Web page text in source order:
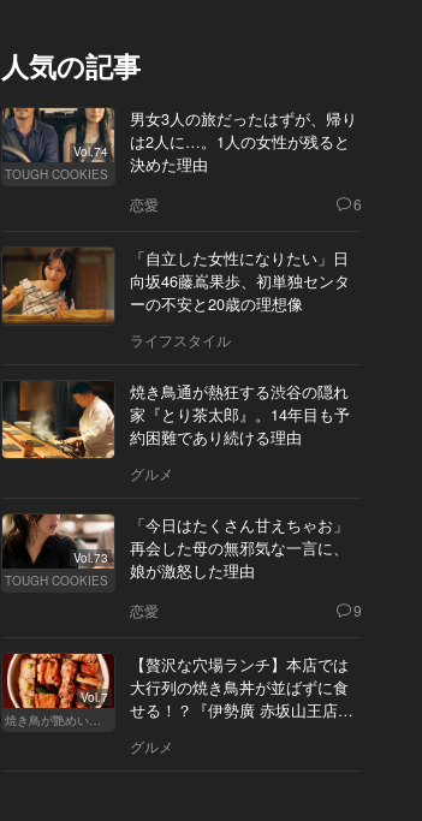
人気の記事
Vol.74
TOUGH COOKIES
男女3人の旅だったはずが、帰り
は2人に…。1人の女性が残ると
決めた理由
恋愛 6
「自立した女性になりたい」日
向坂46藤嶌果歩、初単独センタ
ーの不安と20歳の理想像
ライフスタイル
焼き鳥通が熱狂する渋谷の隠れ
家『とり茶太郎』。14年目も予
約困難であり続ける理由
グルメ
Vol.73
TOUGH COOKIES
「今日はたくさん甘えちゃお」
再会した母の無邪気な一言に、
娘が激怒した理由
恋愛 9
Vol.7
焼き鳥が艶めいてきた
【贅沢な穴場ランチ】本店では
大行列の焼き鳥丼が並ばずに食
せる！？『伊勢廣 赤坂山王店』
グルメ